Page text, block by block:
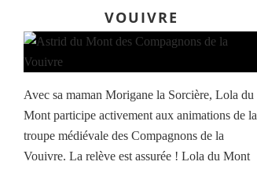
VOUIVRE
Avec sa maman Morigane la Sorcière, Lola du
Mont participe activement aux animations de la
troupe médiévale des Compagnons de la
Vouivre. La relève est assurée ! Lola du Mont